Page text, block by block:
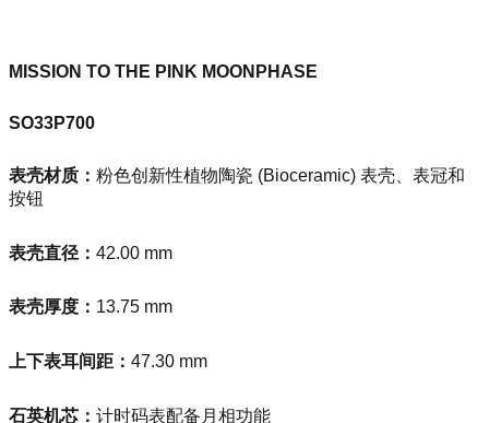
MISSION TO THE PINK MOONPHASE
SO33P700
表壳材质： 粉色创新性植物陶瓷 (Bioceramic) 表壳、表冠和
按钮
表壳直径： 42.00 mm
表壳厚度： 13.75 mm
上下表耳间距： 47.30 mm
石英机芯： 计时码表配备月相功能